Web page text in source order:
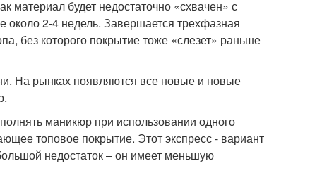
материал будет недостаточно «схвачен» с
около 2-4 недель. Завершается трехфазная
без которого покрытие тоже «слезет» раньше
На рынках появляются все новые и новые
маникюр при использовании одного
топовое покрытие. Этот экспресс - вариант
недостаток – он имеет меньшую